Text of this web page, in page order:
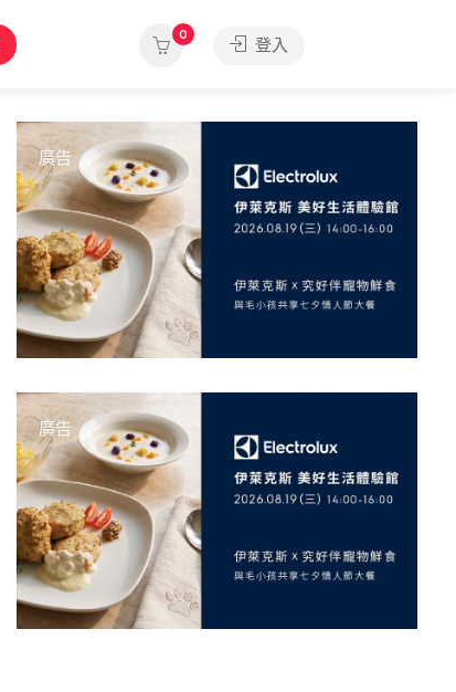
0
登入
廣告
廣告